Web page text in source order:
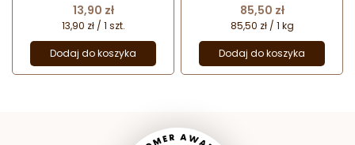
Sweet Decor
Cena
13,90 zł
13,90 zł / 1 szt.
Dodaj do koszyka
Cena
85,50 zł
85,50 zł / 1 kg
Dodaj do koszyka